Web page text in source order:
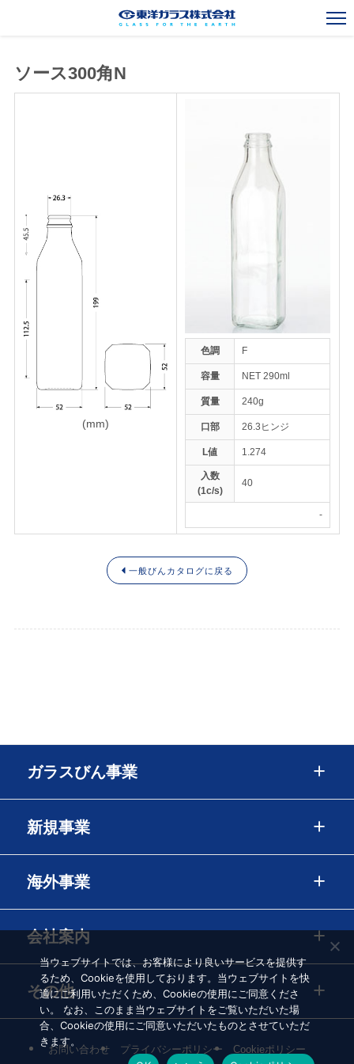
一般びんカタログ
海外事業
会社案内
お知らせ
Recruit
Contact
トップページ
ソース300角N
(mm)
色調 F
容量 NET 290ml
質量 240g
口部 26.3ヒンジ
L値 1.274
入数
(1c/s)
40
-
一般びんカタログに戻る
ガラスびん事業
新規事業
海外事業
会社案内
その他
お問い合わせ プライバシーポリシー Cookieポリシー
当ウェブサイトでは、お客様により良いサービスを提供す
るため、Cookieを使用しております。当ウェブサイトを快
適にご利用いただくため、Cookieの使用にご同意くださ
い。 なお、このまま当ウェブサイトをご覧いただいた場
合、Cookieの使用にご同意いただいたものとさせていただ
きます。